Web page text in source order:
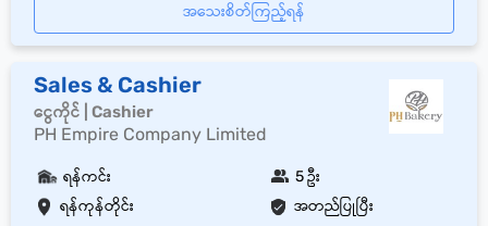
အသေးစိတ်ကြည့်ရန်
Sales & Cashier
ငွေကိုင် | Cashier
PH Empire Company Limited
ရန်ကုန်တိုင်း အတည်ပြုပြီး
ရန်ကင်း 5 ဦး